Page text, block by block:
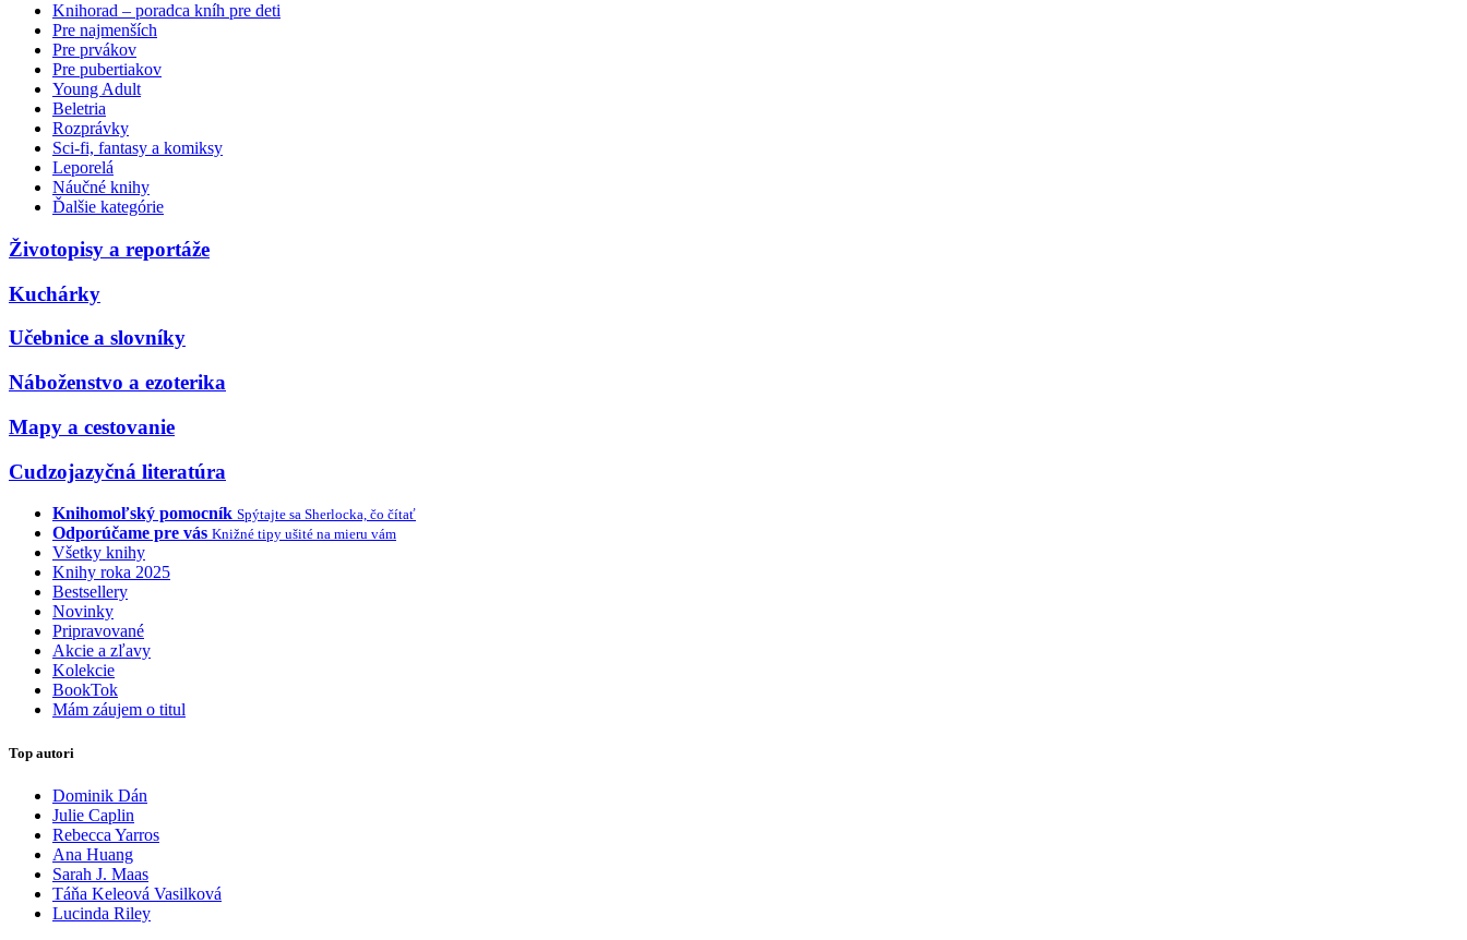
Knihorad – poradca kníh pre deti
Pre najmenších
Pre prvákov
Pre pubertiakov
Young Adult
Beletria
Rozprávky
Sci-fi, fantasy a komiksy
Leporelá
Náučné knihy
Ďalšie kategórie
Životopisy a reportáže
Kuchárky
Učebnice a slovníky
Náboženstvo a ezoterika
Mapy a cestovanie
Cudzojazyčná literatúra
Knihomoľský pomocník Spýtajte sa Sherlocka, čo čítať
Odporúčame pre vás Knižné tipy ušité na mieru vám
Všetky knihy
Knihy roka 2025
Bestsellery
Novinky
Pripravované
Akcie a zľavy
Kolekcie
BookTok
Mám záujem o titul
Top autori
Dominik Dán
Julie Caplin
Rebecca Yarros
Ana Huang
Sarah J. Maas
Táňa Keleová Vasilková
Lucinda Riley